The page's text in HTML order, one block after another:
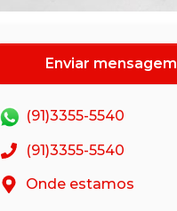
Enviar mensagem
(91)3355-5540
(91)3355-5540
Onde estamos